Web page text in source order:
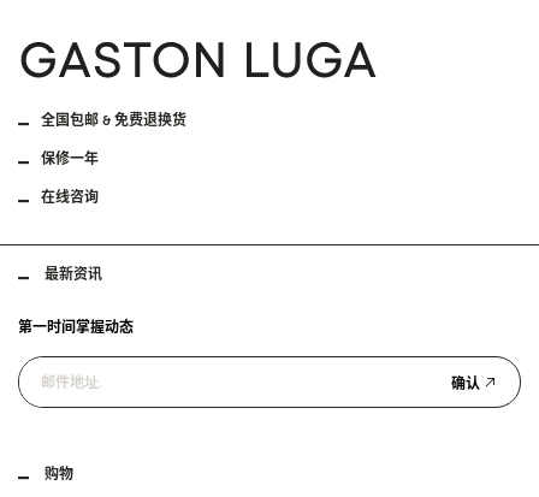
全国包邮 & 免费退换货
保修一年
在线咨询
购物
最新资讯
第一时间掌握动态
确认